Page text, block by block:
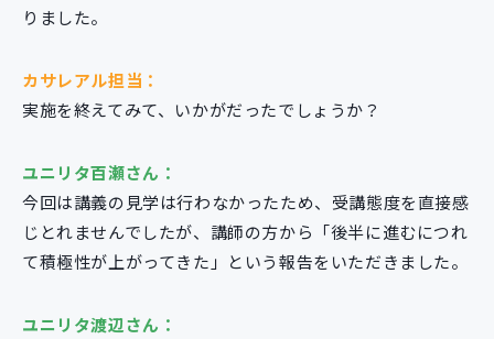
りました。
カサレアル担当：
実施を終えてみて、いかがだったでしょうか？
ユニリタ百瀬さん：
今回は講義の見学は行わなかったため、受講態度を直接感
じとれませんでしたが、講師の方から「後半に進むにつれ
て積極性が上がってきた」という報告をいただきました。
ユニリタ渡辺さん：